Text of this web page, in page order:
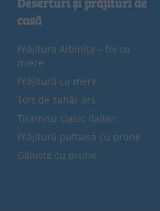
casă
Prăjitura Albinița – foi cu
miere
Prăjitură cu mere
Tort de zahăr ars
Tiramisu clasic italian
Prăjitură pufoasă cu prune
Găluște cu prune